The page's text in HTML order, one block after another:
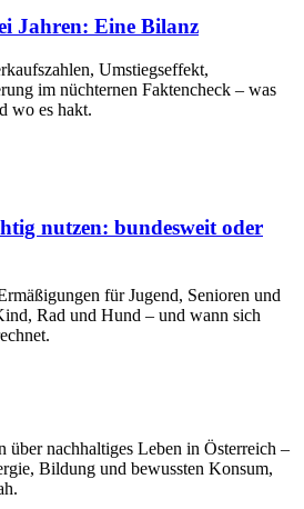
Jahren: Eine Bilanz
Umstiegseffekt,
im nüchternen Faktencheck – was
wo es hakt.
nutzen: bundesweit oder
für Jugend, Senioren und
Rad und Hund – und wann sich
über nachhaltiges Leben in Österreich –
Bildung und bewussten Konsum,